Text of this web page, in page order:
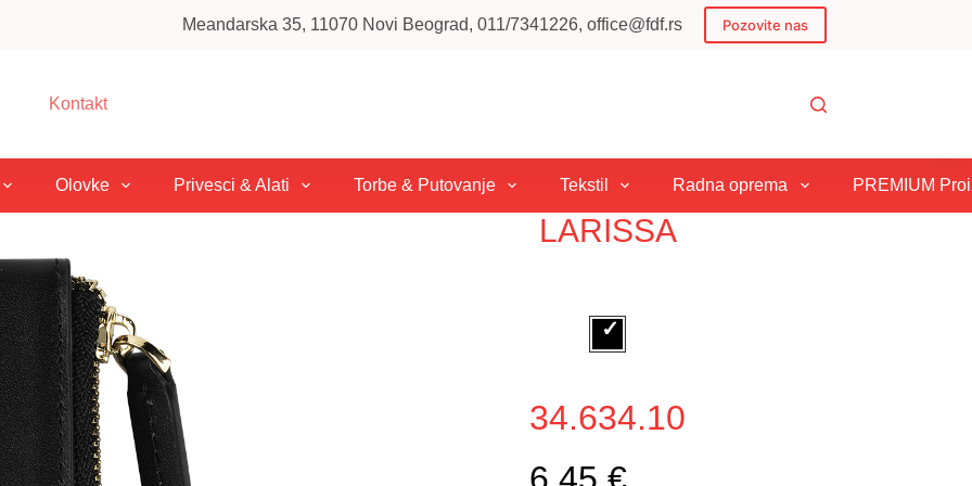
Meandarska 35, 11070 Novi Beograd, 011/7341226, office@fdf.rs Pozovite nas
Kontakt
Olovke Privesci & Alati Torbe & Putovanje Tekstil Radna oprema PREMIUM
LARISSA
34.634.10